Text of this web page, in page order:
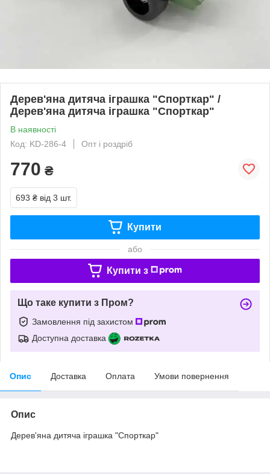
Дерев'яна дитяча іграшка "Спорткар" /
Дерев'яна дитяча іграшка "Спорткар"
В наявності
Код: KD-286-4
Опт і роздріб
770 ₴
693 ₴ від 3 шт.
Купити
або
Купити з
Що таке купити з Пром?
Замовлення під захистом
Доступна доставка
Опис Доставка Оплата Умови повернення
Опис
Дерев'яна дитяча іграшка "Спорткар"